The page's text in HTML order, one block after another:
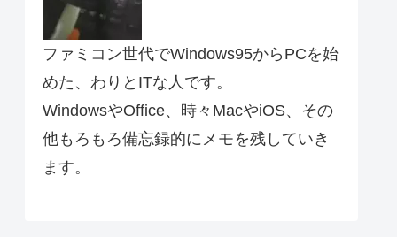
ファミコン世代でWindows95からPCを始
めた、わりとITな人です。
WindowsやOffice、時々MacやiOS、その
他もろもろ備忘録的にメモを残していき
ます。